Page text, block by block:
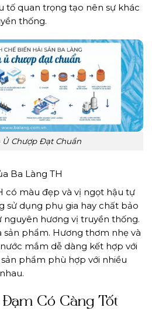
tố quan trọng tạo nên sự khác
thống.
Ủ Chượp Đạt Chuẩn
Ba Làng TH
có màu đẹp và vị ngọt hậu tự
sử dụng phụ gia hay chất bảo
nguyên hương vị truyền thống.
phẩm. Hương thơm nhẹ và
mắm dễ dàng kết hợp với
phẩm phù hợp với nhiều
Có Càng Tốt